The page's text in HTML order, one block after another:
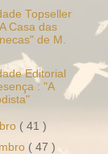
Topseller
Casa das
de M.
Editorial
: "A
( 41 )
( 47 )